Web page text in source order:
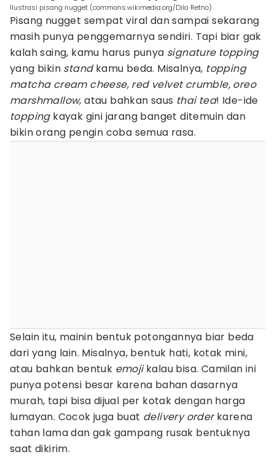
Ilustrasi pisang nugget (commons.wikimedia.org/Dila Retno)
Pisang nugget sempat viral dan sampai sekarang
masih punya penggemarnya sendiri. Tapi biar gak
kalah saing, kamu harus punya signature topping
yang bikin standkamu beda. Misalnya, topping
matcha cream cheese, red velvet crumble, oreo
marshmallow, atau bahkan saus thai tea! Ide-ide
topping kayak gini jarang banget ditemuin dan
bikin orang pengin coba semua rasa.
Selain itu, mainin bentuk potongannya biar beda
dari yang lain. Misalnya, bentuk hati, kotak mini,
atau bahkan bentuk emojikalau bisa. Camilan ini
punya potensi besar karena bahan dasarnya
murah, tapi bisa dijual per kotak dengan harga
lumayan. Cocok juga buat delivery orderkarena
tahan lama dan gak gampang rusak bentuknya
saat dikirim.